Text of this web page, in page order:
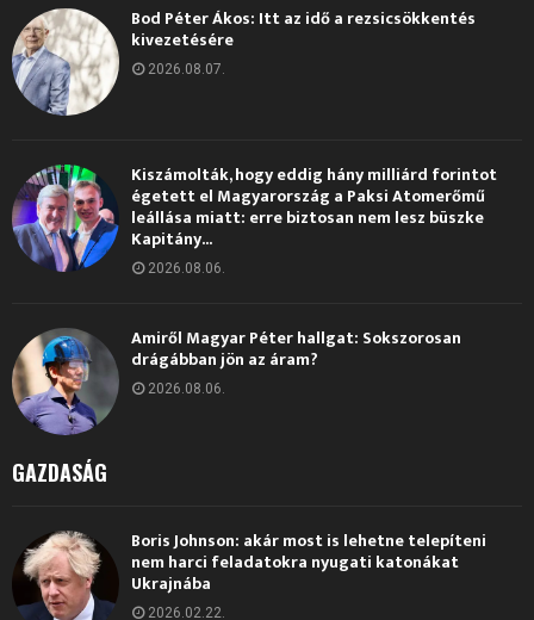
Bod Péter Ákos: Itt az idő a rezsicsökkentés
kivezetésére
2026.08.07.
Kiszámolták, hogy eddig hány milliárd forintot
égetett el Magyarország a Paksi Atomerőmű
leállása miatt: erre biztosan nem lesz büszke
Kapitány...
2026.08.06.
Amiről Magyar Péter hallgat: Sokszorosan
drágábban jön az áram?
2026.08.06.
GAZDASÁG
Boris Johnson: akár most is lehetne telepíteni
nem harci feladatokra nyugati katonákat
Ukrajnába
2026.02.22.